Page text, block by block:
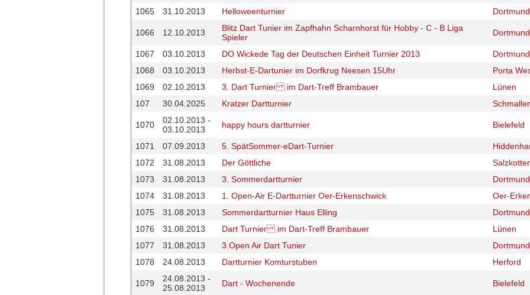
1065 31.10.2013 Helloweenturnier Dortmund
1066 12.10.2013
Blitz Dart Tunier im Zapfhahn Scharnhorst für Hobby - C - B Liga
Spieler
Dortmund
1067 03.10.2013 DO Wickede Tag der Deutschen Einheit Turnier 2013
Dortmund
1068
03.10.2013 Herbst-E-Dartunier im Dorfkrug Neesen 15Uhr
Porta
1069
02.10.2013 3. Dart Turnier im Dart-Treff Brambauer
Lünen
107
30.04.2025 Kratzer Dartturnier
1070
02.10.2013 -
03.10.2013
happy hours dartturnier Bielefeld
1071 07.09.2013 5. SpätSommer-eDart-Turnier
1072
31.08.2013 Der Göttliche
1073
31.08.2013 3. Sommerdartturnier
Dortmund
1074
31.08.2013 1. Open-Air E-Dartturnier Oer-Erkenschwick
Oer-
1075
31.08.2013 Sommerdartturnier Haus Elling
Dortmund
1076
31.08.2013 Dart Turnier im Dart-Treff Brambauer
Lünen
1077
31.08.2013 3.Open Air Dart Tunier
Dortmund
1078
24.08.2013 Dartturnier Komturstuben Herford
1079
24.08.2013 -
25.08.2013
Dart - Wochenende Bielefeld